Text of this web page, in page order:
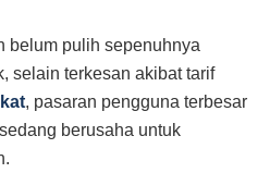
belum pulih sepenuhnya
selain terkesan akibat tarif
, pasaran pengguna terbesar
berusaha untuk